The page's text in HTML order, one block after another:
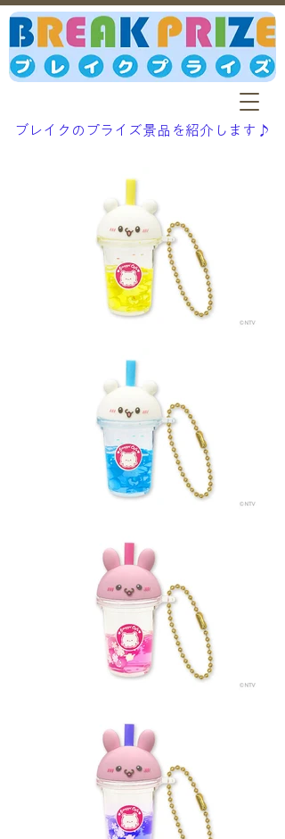
ブレイクのプライズ景品を紹介します♪